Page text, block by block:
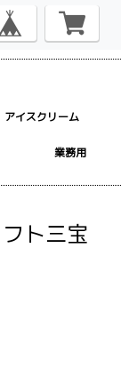
アイスクリーム
業務用
ト三宝